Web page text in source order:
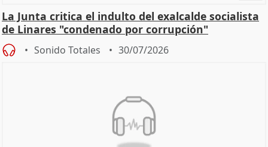
La Junta critica el indulto del exalcalde socialista
de Linares "condenado por corrupción"
Sonido Totales 30/07/2026